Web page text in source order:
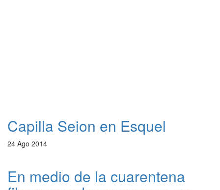
Capilla Seion en Esquel
24 Ago 2014
En medio de la cuarentena